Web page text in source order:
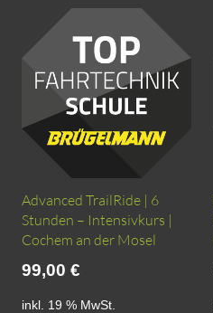
Advanced TrailRide | 6
Stunden – Intensivkurs |
Cochem an der Mosel
99,00 €
inkl. 19 % MwSt.